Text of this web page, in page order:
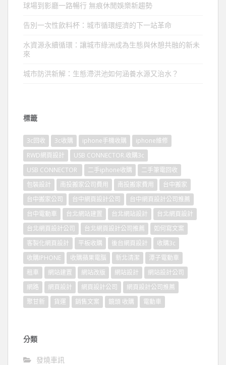
球場到影廳一路暢行 無痕休閒娛樂新趨勢
告別一次性飲料杯：城市循環經濟的下一站革命
水資源永續循環：讓城市綠洲成為生態與休憩共融的新未
來
城市防洪新解：生態滯洪池如何涵養水源又治水？
標籤
3c回收 3c收購 iphone手機收購
iphone維修
RWD網頁設計
USB CONNECTOR.收購3c
USB CONNECTOR
二手iphone收購
二手筆電回收
包裝設計
南投搬家公司費用 南投搬家費用
台中搬家
台中搬家公司
台中網頁設計公司
台中網頁設計公司推薦
台中電動車
台北網站建置 台北網站設計
台北網頁設計
台北網頁設計公司
台北網頁設計公司推薦
如何寫文案
客製化網頁設計
平板收購 後台網頁設計
收購3c
收購IPHONE
收購蘋果電腦 新北清潔
潭子電動車
租車
網站建置 網站改版 網站設計
網站設計公司
網路
網頁設計 網頁設計公司
網頁設計公司推薦
聚甘新
貨運 銷售文案 鏡頭 收購 電動車
分類
發燒車訊